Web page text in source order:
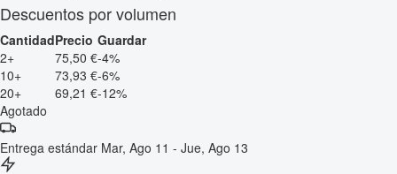
Descuentos por volumen
CantidadPrecio Guardar
2+
75,50 €-4%
10+
73,93 €-6%
20+
69,21 €-12%
Agotado
Entrega estándar Mar, Ago 11 - Jue, Ago 13